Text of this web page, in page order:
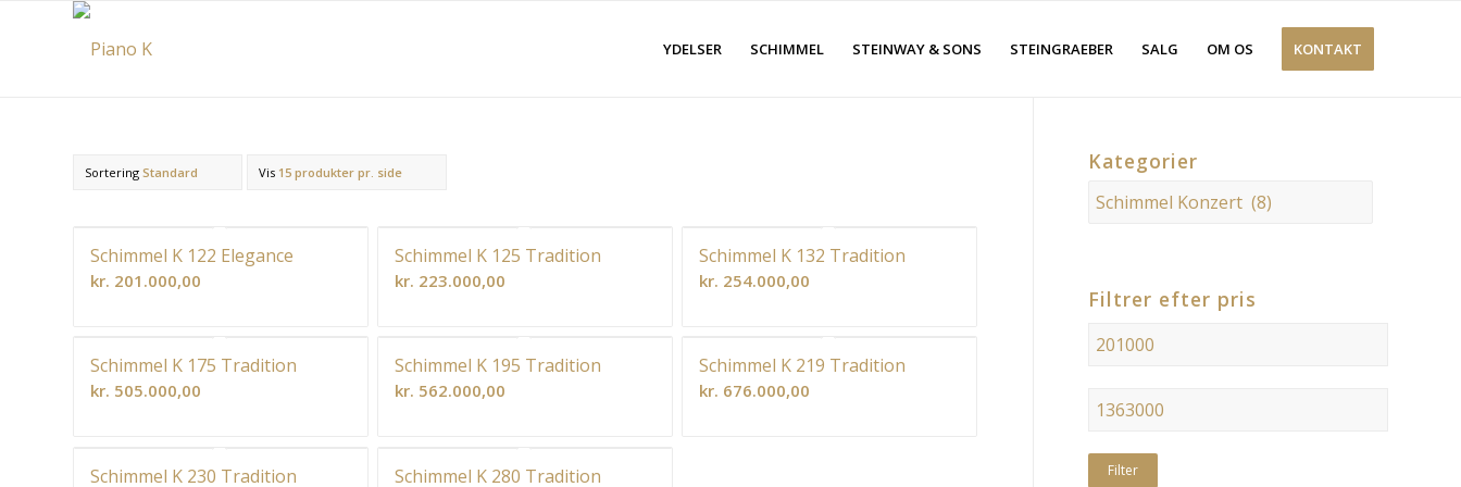
YDELSER SCHIMMEL STEINWAY & SONS STEINGRAEBER SALG OM OS KONTAKT
Sortering Standard Vis 15 produkter pr. side
Schimmel K 122 Elegance
kr. 201.000,00
Schimmel K 125 Tradition
kr. 223.000,00
Schimmel K 132 Tradition
kr. 254.000,00
Schimmel K 175 Tradition
kr. 505.000,00
Schimmel K 195 Tradition
kr. 562.000,00
Schimmel K 219 Tradition
kr. 676.000,00
Schimmel K 230 Tradition Schimmel K 280 Tradition
Kategorier
Filtrer efter pris
Filter